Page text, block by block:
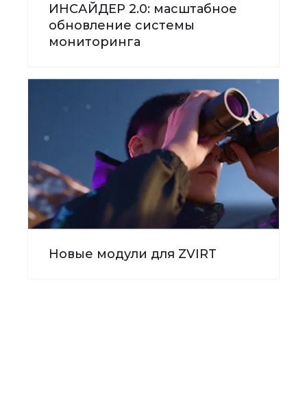
ИНСАЙДЕР 2.0: масштабное
обновление системы
мониторинга
Новые модули для ZVIRT